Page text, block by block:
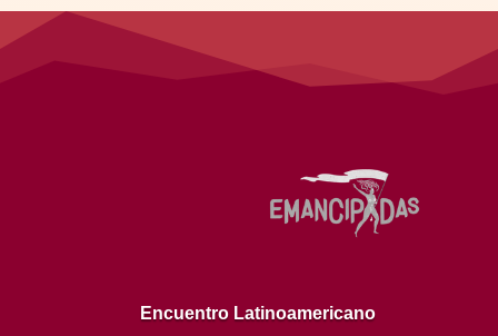
Encuentro Latinoamericano